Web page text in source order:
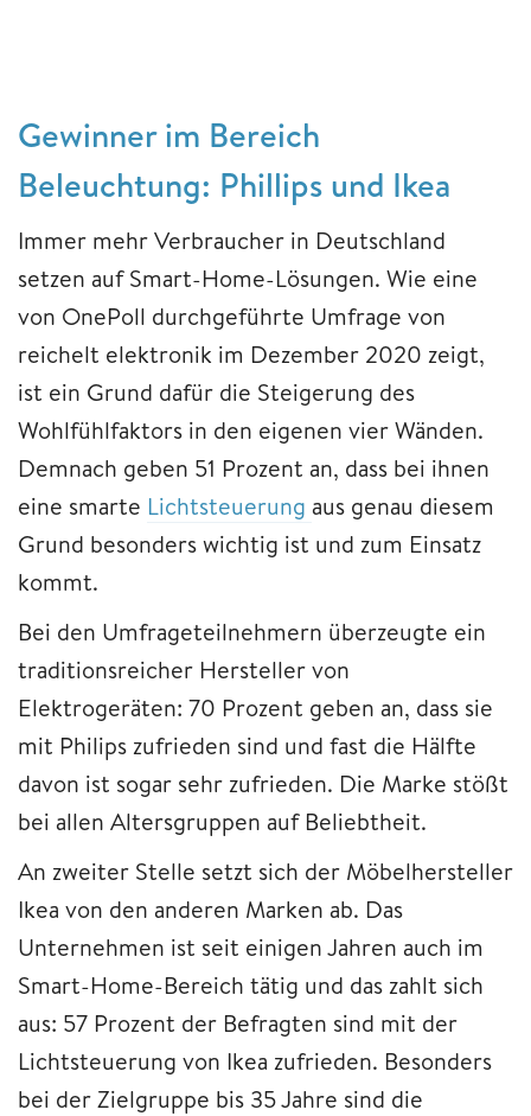
Gewinner im Bereich
Beleuchtung: Phillips und Ikea
Immer mehr Verbraucher in Deutschland
setzen auf Smart-Home-Lösungen. Wie eine
von OnePoll durchgeführte Umfrage von
reichelt elektronik im Dezember 2020 zeigt,
ist ein Grund dafür die Steigerung des
Wohlfühlfaktors in den eigenen vier Wänden.
Demnach geben 51 Prozent an, dass bei ihnen
eine smarte Lichtsteuerung aus genau diesem
Grund besonders wichtig ist und zum Einsatz
kommt.
Bei den Umfrageteilnehmern überzeugte ein
traditionsreicher Hersteller von
Elektrogeräten: 70 Prozent geben an, dass sie
mit Philips zufrieden sind und fast die Hälfte
davon ist sogar sehr zufrieden. Die Marke stößt
bei allen Altersgruppen auf Beliebtheit.
An zweiter Stelle setzt sich der Möbelhersteller
Ikea von den anderen Marken ab. Das
Unternehmen ist seit einigen Jahren auch im
Smart-Home-Bereich tätig und das zahlt sich
aus: 57 Prozent der Befragten sind mit der
Lichtsteuerung von Ikea zufrieden. Besonders
bei der Zielgruppe bis 35 Jahre sind die